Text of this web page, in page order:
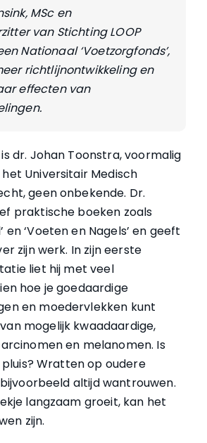
MSc en
van Stichting LOOP
Nationaal ‘Voetzorgfonds’,
richtlijnontwikkeling en
effecten van
dr. Johan Toonstra, voormalig
Universitair Medisch
geen onbekende. Dr.
praktische boeken zoals
en ‘Voeten en Nagels’ en geeft
zijn werk. In zijn eerste
liet hij met veel
hoe je goedaardige
en moedervlekken kunt
mogelijk kwaadaardige,
en melanomen. Is
Wratten op oudere
altijd wantrouwen.
langzaam groeit, kan het
zijn.